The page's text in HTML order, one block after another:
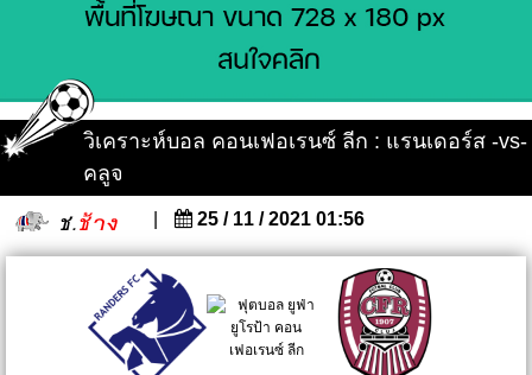
วิเคราะห์บอล คอนเฟอเรนซ์ ลีก : แรนเดอร์ส -vs-
คลูจ
25 / 11 / 2021 01:56